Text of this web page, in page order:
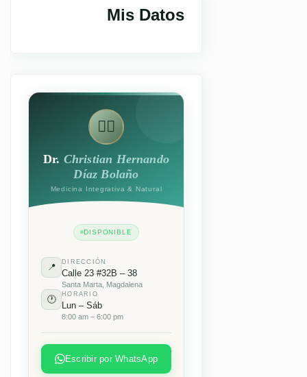
Mis Datos
👨‍⚕️
Dr. Christian Hernando
Díaz Bolaño
Medicina Integrativa & Natural
DISPONIBLE
📍
DIRECCIÓN
Calle 23 #32B – 38
Santa Marta, Magdalena
🕐
HORARIO
Lun – Sáb
8:00 am – 6:00 pm
Escribir por WhatsApp